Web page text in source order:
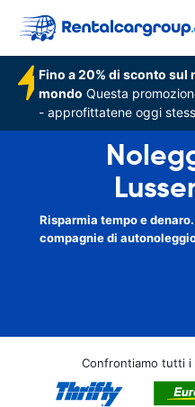
Fino a 20% di sconto
mondo Questa
- approfittatene oggi
Risparmia tempo e
compagnie di
Confrontiamo tutti